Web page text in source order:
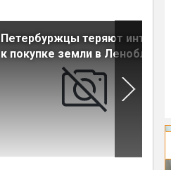
Петербуржцы теряют интерес
к покупке земли в Ленобласти